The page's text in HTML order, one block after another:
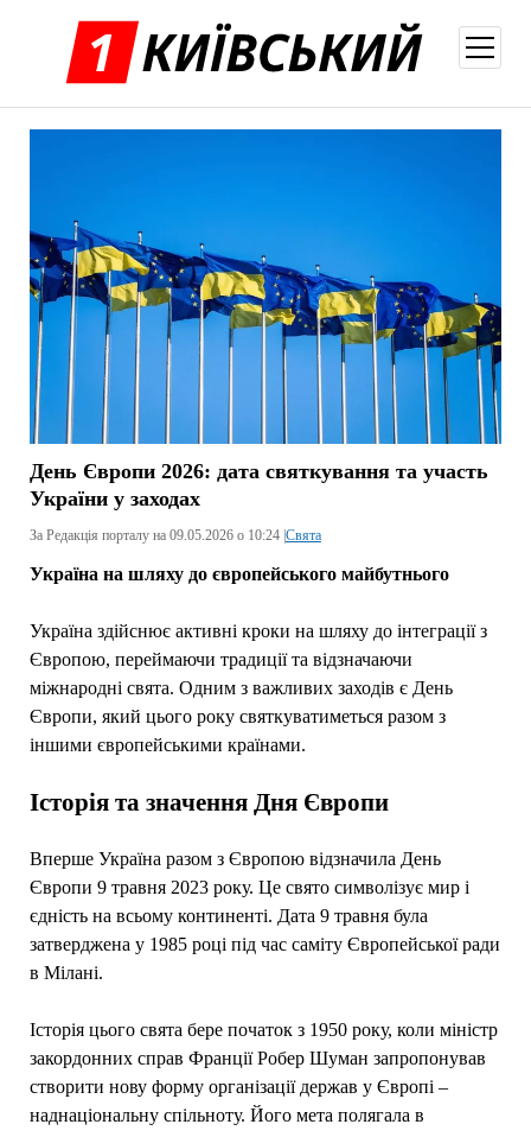
меню
День Європи 2026: дата святкування та участь
України у заходах
За Редакція порталу на 09.05.2026 о 10:24 | Свята
Україна на шляху до європейського майбутнього
Україна здійснює активні кроки на шляху до інтеграції з
Європою, переймаючи традиції та відзначаючи
міжнародні свята. Одним з важливих заходів є День
Європи, який цього року святкуватиметься разом з
іншими європейськими країнами.
Історія та значення Дня Європи
Вперше Україна разом з Європою відзначила День
Європи 9 травня 2023 року. Це свято символізує мир і
єдність на всьому континенті. Дата 9 травня була
затверджена у 1985 році під час саміту Європейської ради
в Мілані.
Історія цього свята бере початок з 1950 року, коли міністр
закордонних справ Франції Робер Шуман запропонував
створити нову форму організації держав у Європі –
наднаціональну спільноту. Його мета полягала в